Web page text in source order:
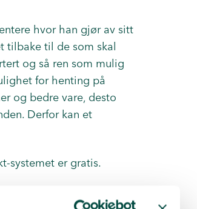
hvor han gjør av sitt
tilbake til de som skal
og så ren som mulig
for henting på
og bedre vare, desto
Derfor kan et
systemet er gratis.